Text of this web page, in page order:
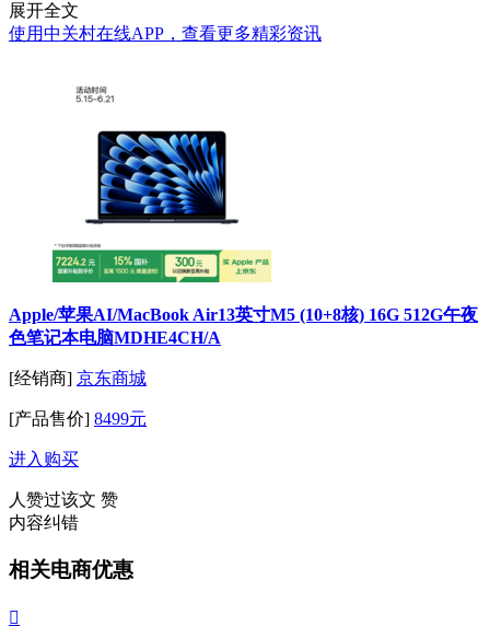
展开全文
使用中关村在线APP，查看更多精彩资讯
Apple/苹果AI/MacBook Air13英寸M5 (10+8核) 16G 512G午夜
色笔记本电脑MDHE4CH/A
[经销商] 京东商城
[产品售价] 8499元
进入购买
人赞过该文 赞
内容纠错
相关电商优惠
